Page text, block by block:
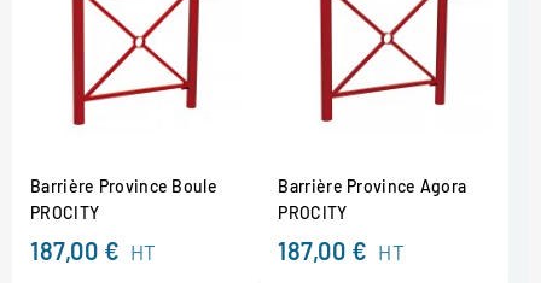
Barrière Province Boule
PROCITY
187,00 € HT
Barrière Province Agora
PROCITY
187,00 € HT